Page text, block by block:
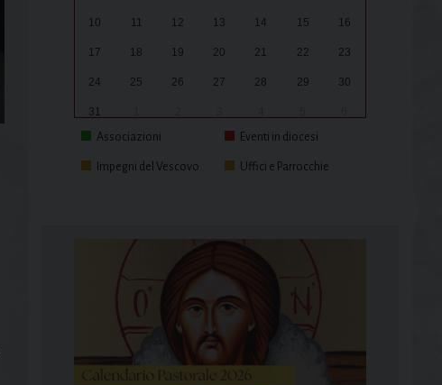
10 11 12 13 14 15 16
17 18 19 20 21 22 23
24 25 26 27 28 29 30
31
Associazioni
Eventi in diocesi
Impegni del Vescovo Uffici e Parrocchie